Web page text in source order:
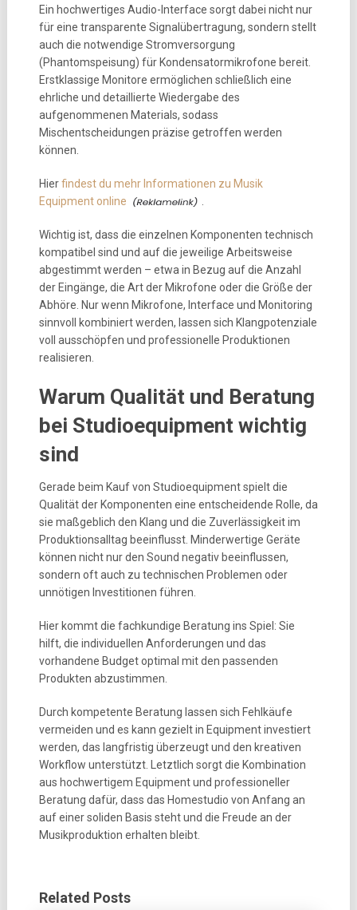
Ein hochwertiges Audio-Interface sorgt dabei nicht nur
für eine transparente Signalübertragung, sondern stellt
auch die notwendige Stromversorgung
(Phantomspeisung) für Kondensatormikrofone bereit.
Erstklassige Monitore ermöglichen schließlich eine
ehrliche und detaillierte Wiedergabe des
aufgenommenen Materials, sodass
Mischentscheidungen präzise getroffen werden
können.
Hierfindest du mehr Informationen zu Musik
Equipment online
Wichtig ist, dass die einzelnen Komponenten technisch
kompatibel sind und auf die jeweilige Arbeitsweise
abgestimmt werden – etwa in Bezug auf die Anzahl
der Eingänge, die Art der Mikrofone oder die Größe der
Abhöre. Nur wenn Mikrofone, Interface und Monitoring
sinnvoll kombiniert werden, lassen sich Klangpotenziale
voll ausschöpfen und professionelle Produktionen
realisieren.
Warum Qualität und Beratung
bei Studioequipment wichtig
sind
Gerade beim Kauf von Studioequipment spielt die
Qualität der Komponenten eine entscheidende Rolle, da
sie maßgeblich den Klang und die Zuverlässigkeit im
Produktionsalltag beeinflusst. Minderwertige Geräte
können nicht nur den Sound negativ beeinflussen,
sondern oft auch zu technischen Problemen oder
unnötigen Investitionen führen.
Hier kommt die fachkundige Beratung ins Spiel: Sie
hilft, die individuellen Anforderungen und das
vorhandene Budget optimal mit den passenden
Produkten abzustimmen.
Durch kompetente Beratung lassen sich Fehlkäufe
vermeiden und es kann gezielt in Equipment investiert
werden, das langfristig überzeugt und den kreativen
Workflow unterstützt. Letztlich sorgt die Kombination
aus hochwertigem Equipment und professioneller
Beratung dafür, dass das Homestudio von Anfang an
auf einer soliden Basis steht und die Freude an der
Musikproduktion erhalten bleibt.
Related Posts